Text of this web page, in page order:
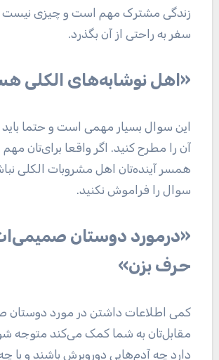
زندگی مشترک مهم است و چیزی نیست
سفر به راحتی از آن بگذرد.
«اهل نوشابه‌های الکلی
این سوال بسیار مهمی است و حتما باید
آن را مطرح کنید. اگر واقعا برای‌تان
همسر آینده‌تان اهل مشروبات الکلی
سوال را فراموش نکنید.
«درمورد دوستان
حرف بزن»
کمی اطلاعات داشتن در مورد دوستان
مقابل‌تان به شما کمک می‌کند متوجه
دارد چه آدم‌هایی دوروبرش باشند و با